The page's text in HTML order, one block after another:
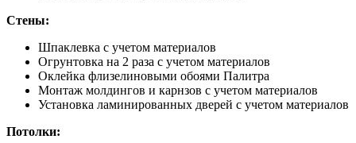
Стены:
Шпаклевка с учетом материалов
Огрунтовка на 2 раза с учетом материалов
Оклейка флизелиновыми обоями Палитра
Монтаж молдингов и карнзов с учетом материалов
Установка ламинированных дверей с учетом материалов
Потолки: